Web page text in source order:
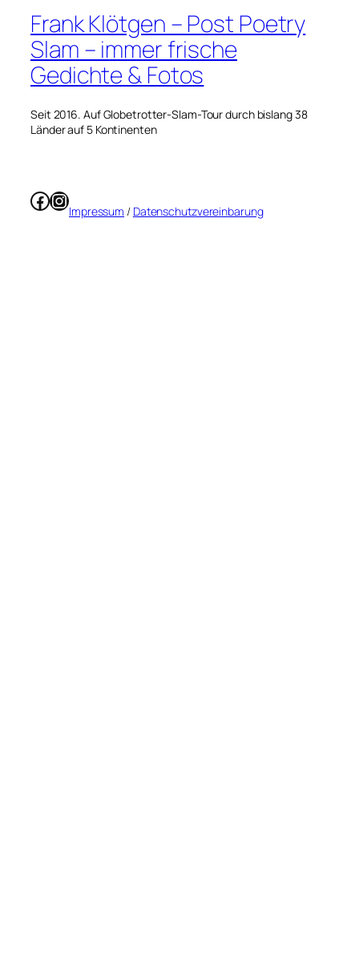
Frank Klötgen – Post Poetry
Slam – immer frische
Gedichte & Fotos
Seit 2016. Auf Globetrotter-Slam-Tour durch bislang 38
Länder auf 5 Kontinenten
Facebook
Instagram
Impressum / Datenschutzvereinbarung